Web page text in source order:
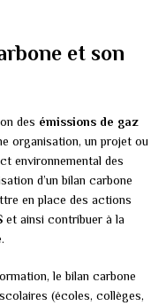
et son
des émissions de gaz
organisation, un projet ou
environnemental des
d’un bilan carbone
en place des actions
et ainsi contribuer à la
le bilan carbone
(écoles, collèges,